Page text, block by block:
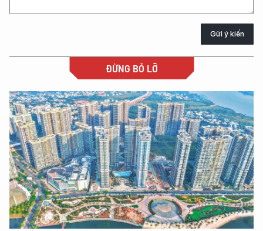
Gửi ý kiến
ĐỪNG BỎ LỠ